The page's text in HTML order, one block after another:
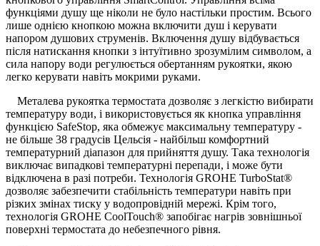
функціями душу ще ніколи не було настільки простим. Всього
лише однією кнопкою можна включити душ і керувати
напором душових струменів. Включення душу відбувається
після натискання кнопки з інтуїтивно зрозумілим символом, а
сила напору води регулюється обертанням рукоятки, якою
легко керувати навіть мокрими руками.
Металева рукоятка термостата дозволяє з легкістю вибирати
температуру води, і використовується як кнопка управління
функцією SafeStop, яка обмежує максимальну температуру -
не більше 38 градусів Цельсія - найбільш комфортний
температурний діапазон для прийняття душу. Така технологія
виключає випадкові температурні перепади, і може бути
відключена в разі потреби. Технологія GROHE TurboStat®
дозволяє забезпечити стабільність температури навіть при
різких змінах тиску у водопровідній мережі. Крім того,
технологія GROHE CoolTouch® запобігає нагрів зовнішньої
поверхні термостата до небезпечного рівня.